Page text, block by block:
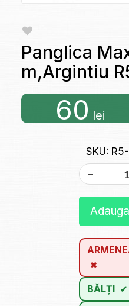
Panglica
m,Argintiu
60 lei
SKU:
-
BĂLȚI